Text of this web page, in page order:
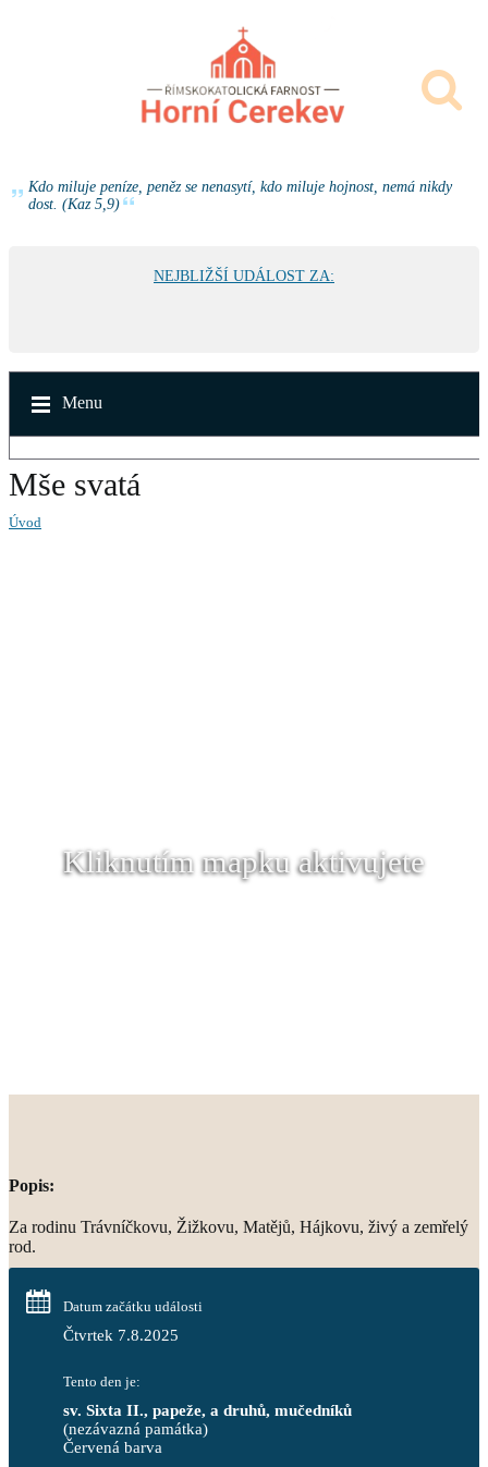
Kdo miluje peníze, peněz se nenasytí, kdo miluje hojnost, nemá nikdy
dost. (Kaz 5,9)
NEJBLIŽŠÍ UDÁLOST ZA:
Menu
Mše svatá
Úvod
Kliknutím mapku aktivujete
Popis:
Za rodinu Trávníčkovu, Žižkovu, Matějů, Hájkovu, živý a zemřelý
rod.
Datum začátku události
Čtvrtek 7.8.2025
Tento den je:
sv. Sixta II., papeže, a druhů, mučedníků
(nezávazná památka)
Červená barva